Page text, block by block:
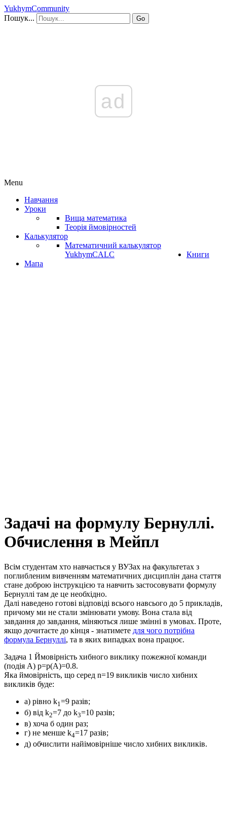
YukhymCommunity
Пошук...
Go
ad
Menu
Навчання
Уроки
Вища математика
Теорія ймовірностей
Калькулятор
Математичний калькулятор
YukhymCALC
Книги
Мапа
Задачі на формулу Бернуллі.
Обчислення в Мейпл
Всім студентам хто навчається у ВУЗах на факультетах з
поглибленим вивченням математичних дисциплін дана стаття
стане доброю інструкцією та навчить застосовувати формулу
Бернуллі там де це необхідно.
Далі наведено готові відповіді всього навсього до 5 прикладів,
причому ми не стали змінювати умову. Вона стала від
завдання до завдання, міняються лише змінні в умовах. Проте,
якщо дочитаєте до кінця - знатимете для чого потрібна
формула Бернуллі, та в яких випадках вона працює.
Задача 1 Ймовірність хибного виклику пожежної команди
(подія A) p=p(A)=0.8.
Яка ймовірність, що серед n=19 викликів число хибних
викликів буде:
а) рівно k1=9 разів;
б) від k2=7 до k3=10 разів;
в) хоча б один раз;
г) не менше k4=17 разів;
д) обчислити найімовірніше число хибних викликів.